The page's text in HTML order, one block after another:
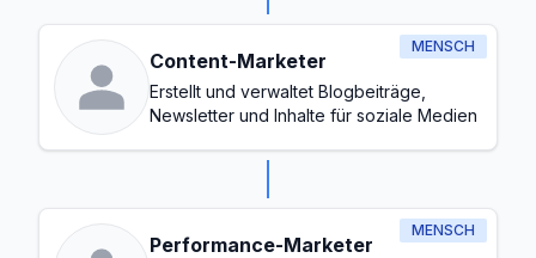
MENSCH
Content-Marketer
Erstellt und verwaltet Blogbeiträge,
Newsletter und Inhalte für soziale Medien
MENSCH
Performance-Marketer